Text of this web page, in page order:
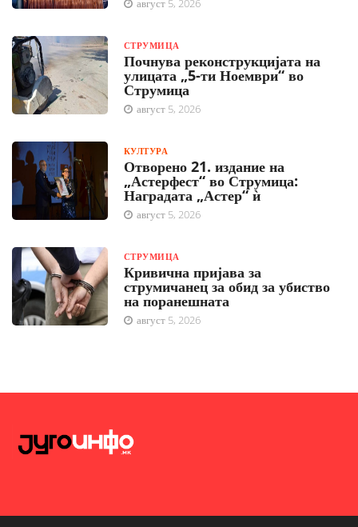
август 5, 2026
СТРУМИЦА
Почнува реконструкцијата на
улицата „5-ти Ноември“ во
Струмица
август 5, 2026
КУЛТУРА
Отворено 21. издание на
„Астерфест“ во Струмица:
Наградата „Астер“ ѝ
август 5, 2026
СТРУМИЦА
Кривична пријава за
струмичанец за обид за убиство
на поранешната
август 5, 2026